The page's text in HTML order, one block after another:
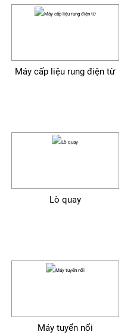
Máy cấp liệu rung điện từ
Lò quay
Máy tuyển nổi